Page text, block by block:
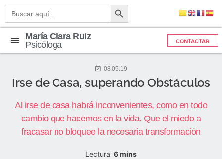
Buscar: Botón de búsqueda
María Clara Ruiz
Psicóloga
CONTACTAR
08.05.19
Irse de Casa, superando Obstáculos
Al irse de casa habrá inconvenientes, como en todo
cambio que hacemos en la vida. Que el miedo a
fracasar no bloquee la necesaria transformación
Lectura: 6mins